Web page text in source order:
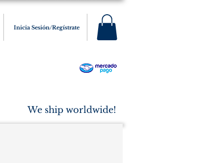
Inicia Sesión/Regístrate
We ship worldwide!